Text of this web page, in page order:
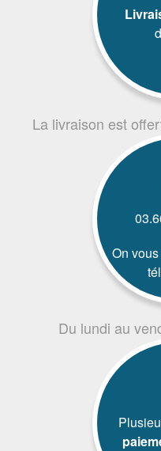
La livraison est
On
Du lundi au